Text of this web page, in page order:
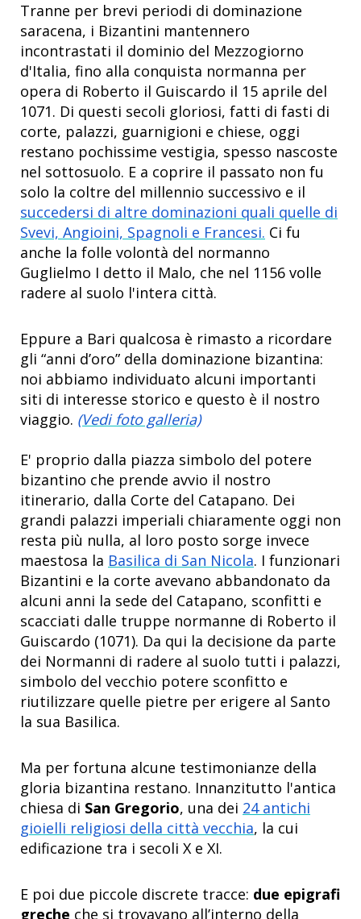
Tranne per brevi periodi di dominazione
saracena, i Bizantini mantennero
incontrastati il dominio del Mezzogiorno
d'Italia, fino alla conquista normanna per
opera di Roberto il Guiscardo il 15 aprile del
1071. Di questi secoli gloriosi, fatti di fasti di
corte, palazzi, guarnigioni e chiese, oggi
restano pochissime vestigia, spesso nascoste
nel sottosuolo. E a coprire il passato non fu
solo la coltre del millennio successivo e il
succedersi di altre dominazioni quali quelle di
Svevi, Angioini, Spagnoli e Francesi. Ci fu
anche la folle volontà del normanno
Guglielmo I detto il Malo, che nel 1156 volle
radere al suolo l'intera città.
Eppure a Bari qualcosa è rimasto a ricordare
gli “anni d’oro” della dominazione bizantina:
noi abbiamo individuato alcuni importanti
siti di interesse storico e questo è il nostro
viaggio. (Vedi foto galleria)
E' proprio dalla piazza simbolo del potere
bizantino che prende avvio il nostro
itinerario, dalla Corte del Catapano. Dei
grandi palazzi imperiali chiaramente oggi non
resta più nulla, al loro posto sorge invece
maestosa la Basilica di San Nicola. I funzionari
Bizantini e la corte avevano abbandonato da
alcuni anni la sede del Catapano, sconfitti e
scacciati dalle truppe normanne di Roberto il
Guiscardo (1071). Da qui la decisione da parte
dei Normanni di radere al suolo tutti i palazzi,
simbolo del vecchio potere sconfitto e
riutilizzare quelle pietre per erigere al Santo
la sua Basilica.
Ma per fortuna alcune testimonianze della
gloria bizantina restano. Innanzitutto l'antica
chiesa di San Gregorio, una dei 24 antichi
gioielli religiosi della città vecchia, la cui
edificazione tra i secoli X e XI.
E poi due piccole discrete tracce: due epigrafi
greche che si trovavano all’interno della